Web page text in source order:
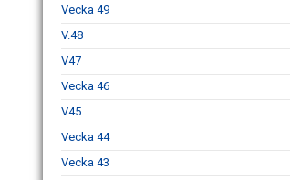
Vecka 49
V.48
V47
Vecka 46
V45
Vecka 44
Vecka 43